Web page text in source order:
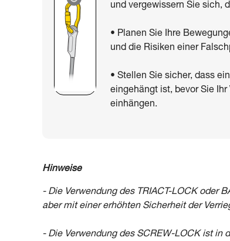
und vergewissern Sie sich,
• Planen Sie Ihre
und die Risiken einer
• Stellen Sie sicher, dass
eingehängt ist, bevor Sie
einhängen.
Hinweise
- Die Verwendung des TRIACT-LOCK oder
aber mit einer erhöhten Sicherheit der
- Die Verwendung des SCREW-LOCK ist